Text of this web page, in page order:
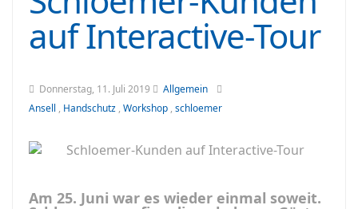
auf Interactive-Tour
Donnerstag, 11. Juli 2019
Allgemein
Ansell , Handschutz , Workshop , schloemer
Am 25. Juni war es wieder einmal soweit.